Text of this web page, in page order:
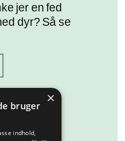
jer en fed
dyr? Så se
×
bruger
indhold,